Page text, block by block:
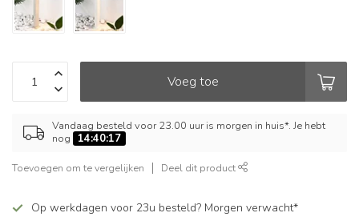
Voeg toe
Vandaag besteld voor 23.00 uur is morgen in huis*. Je hebt
nog
14:40:16
Toevoegen om te vergelijken Deel dit product
Op werkdagen voor 23u besteld? Morgen verwacht*